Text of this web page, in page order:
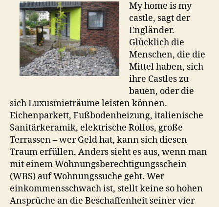
My home is my
castle, sagt der
Engländer.
Glücklich die
Menschen, die die
Mittel haben, sich
ihre Castles zu
bauen, oder die
sich Luxusmieträume leisten können.
Eichenparkett, Fußbodenheizung, italienische
Sanitärkeramik, elektrische Rollos, große
Terrassen – wer Geld hat, kann sich diesen
Traum erfüllen. Anders sieht es aus, wenn man
mit einem Wohnungsberechtigungsschein
(WBS) auf Wohnungssuche geht. Wer
einkommensschwach ist, stellt keine so hohen
Ansprüche an die Beschaffenheit seiner vier